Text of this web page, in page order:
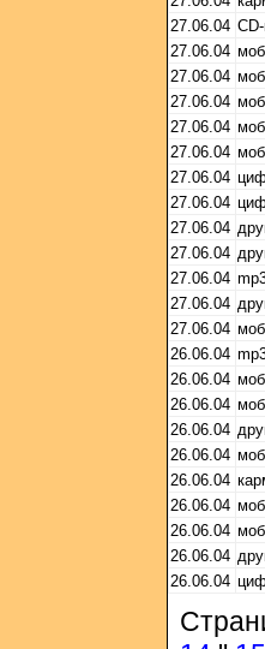
27.06.04
27.06.04
27.06.04
27.06.04
27.06.04
27.06.04
27.06.04
27.06.04
27.06.04
27.06.04
27.06.04
27.06.04
27.06.04
26.06.04
26.06.04
26.06.04
26.06.04
26.06.04
26.06.04
26.06.04
26.06.04
26.06.04
26.06.04